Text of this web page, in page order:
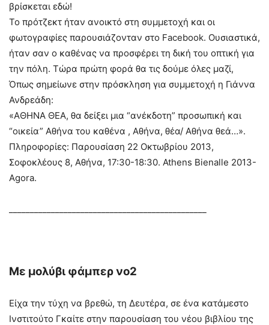
βρίσκεται εδώ!
Το πρότζεκτ ήταν ανοικτό στη συμμετοχή και οι
φωτογραφίες παρουσιάζονταν στο Facebook. Ουσιαστικά,
ήταν σαν ο καθένας να προσφέρει τη δική του οπτική για
την πόλη. Τώρα πρώτη φορά θα τις δούμε όλες μαζί,
Όπως σημείωνε στην πρόσκληση για συμμετοχή η Γιάννα
Ανδρεάδη:
«AΘΗΝΑ ΘΕΑ, θα δείξει μια “ανέκδοτη” προσωπική και
“οικεία” Αθήνα του καθένα , Αθήνα, θέα/ Αθήνα θεά…».
Πληροφορίες: Παρουσίαση 22 Οκτωβρίου 2013,
Σοφοκλέους 8, Αθήνα, 17:30-18:30. Athens Bienalle 2013-
Agora.
Με μολύβι φάμπερ νο2
Είχα την τύχη να βρεθώ, τη Δευτέρα, σε ένα κατάμεστο
Ινστιτούτο Γκαίτε στην παρουσίαση του νέου βιβλίου της